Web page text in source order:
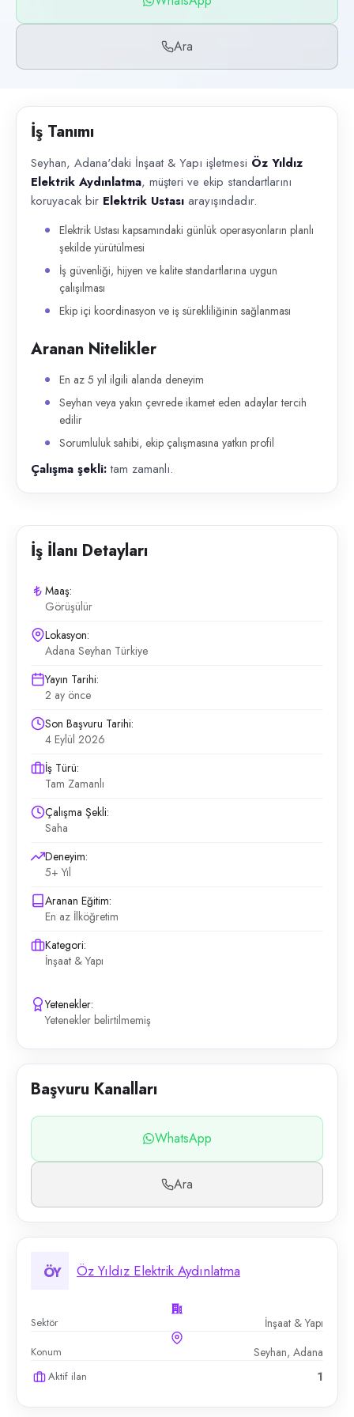
WhatsApp, Telefon
İlan açıklaması
Ara
İş Tanımı
Seyhan, Adana'daki İnşaat & Yapı işletmesi Öz Yıldız
Elektrik Aydınlatma, müşteri ve ekip standartlarını
koruyacak bir Elektrik Ustası arayışındadır.
Elektrik Ustası kapsamındaki günlük operasyonların planlı
şekilde yürütülmesi
İş güvenliği, hijyen ve kalite standartlarına uygun
çalışılması
Ekip içi koordinasyon ve iş sürekliliğinin sağlanması
Aranan Nitelikler
En az 5 yıl ilgili alanda deneyim
Seyhan veya yakın çevrede ikamet eden adaylar tercih
edilir
Sorumluluk sahibi, ekip çalışmasına yatkın profil
Çalışma şekli:tam zamanlı.
İş İlanı Detayları
Maaş:
Görüşülür
Lokasyon:
Adana Seyhan Türkiye
Yayın Tarihi:
2 ay önce
Son Başvuru Tarihi:
4 Eylül 2026
İş Türü:
Tam Zamanlı
Çalışma Şekli:
Saha
Deneyim:
5+ Yıl
Aranan Eğitim:
En az İlköğretim
Kategori:
İnşaat & Yapı
Yetenekler:
Yetenekler belirtilmemiş
Başvuru Kanalları
WhatsApp
Ara
ÖY Öz Yıldız Elektrik Aydınlatma
Sektör İnşaat & Yapı
Konum Seyhan, Adana
Aktif ilan 1